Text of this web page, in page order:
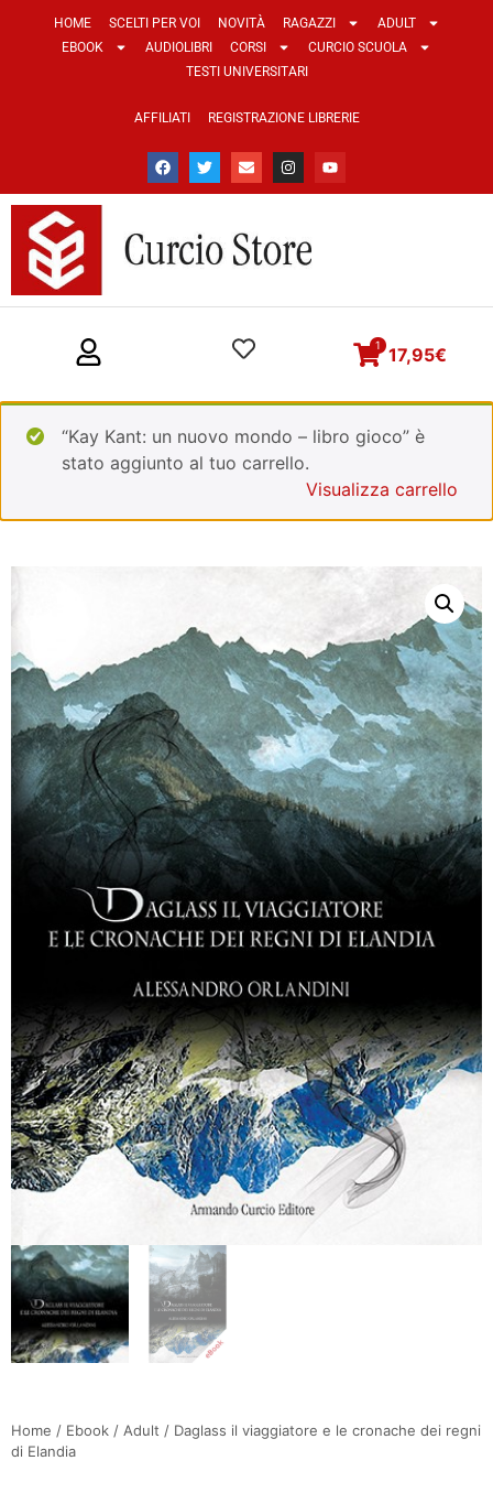
HOME SCELTI PER VOI NOVITÀ RAGAZZI
ADULT
EBOOK
AUDIOLIBRI CORSI
CURCIO SCUOLA
TESTI UNIVERSITARI
AFFILIATI REGISTRAZIONE LIBRERIE
17,95€
1
“Kay Kant: un nuovo mondo – libro gioco” è
stato aggiunto al tuo carrello.
Visualizza carrello
Home / Ebook / Adult / Daglass il viaggiatore e le cronache dei regni
di Elandia